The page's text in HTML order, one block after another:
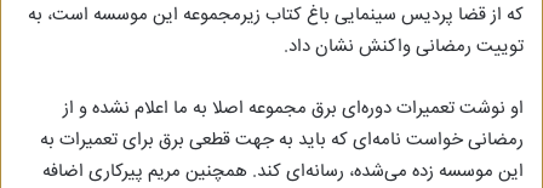
که از قضا پردیس سینمایی باغ کتاب زیرمجموعه این موسسه است، به
توییت رمضانی واکنش نشان داد.
او نوشت تعمیرات دوره‌ای برق مجموعه اصلا به ما اعلام نشده و از
رمضانی خواست نامه‌ای که باید به جهت قطعی برق برای تعمیرات به
این موسسه زده می‌شده، رسانه‌ای کند. همچنین مریم پیرکاری اضافه